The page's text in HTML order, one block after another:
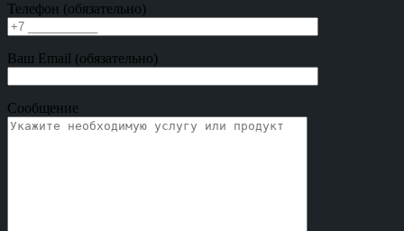
Телефон (обязательно)
Ваш Email (обязательно)
Сообщение